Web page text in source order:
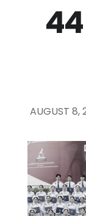
AUGUST 8,